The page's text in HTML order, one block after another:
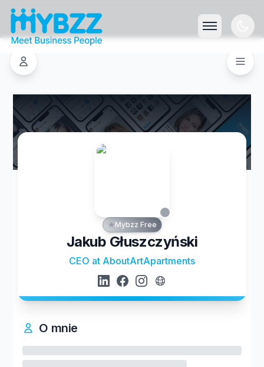
Mybzz Free
Jakub Głuszczyński
CEO at AboutArtApartments
O mnie